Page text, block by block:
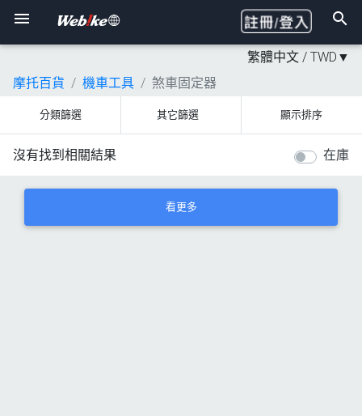
繁體中文 / TWD ▼
摩托百貨
機車工具 煞車固定器
分類篩選 其它篩選 顯示排序
沒有找到相關結果 在庫
看更多